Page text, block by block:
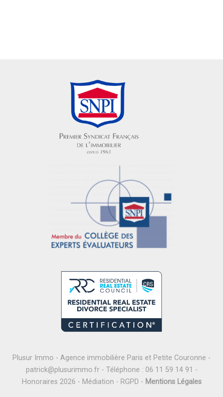
Plusur Immo - Agence immobilière Paris et Petite Couronne -
patrick@plusurimmo.fr- Téléphone : 06 11 59 14 91 -
Honoraires 2026 - Médiation - RGPD - Mentions Légales